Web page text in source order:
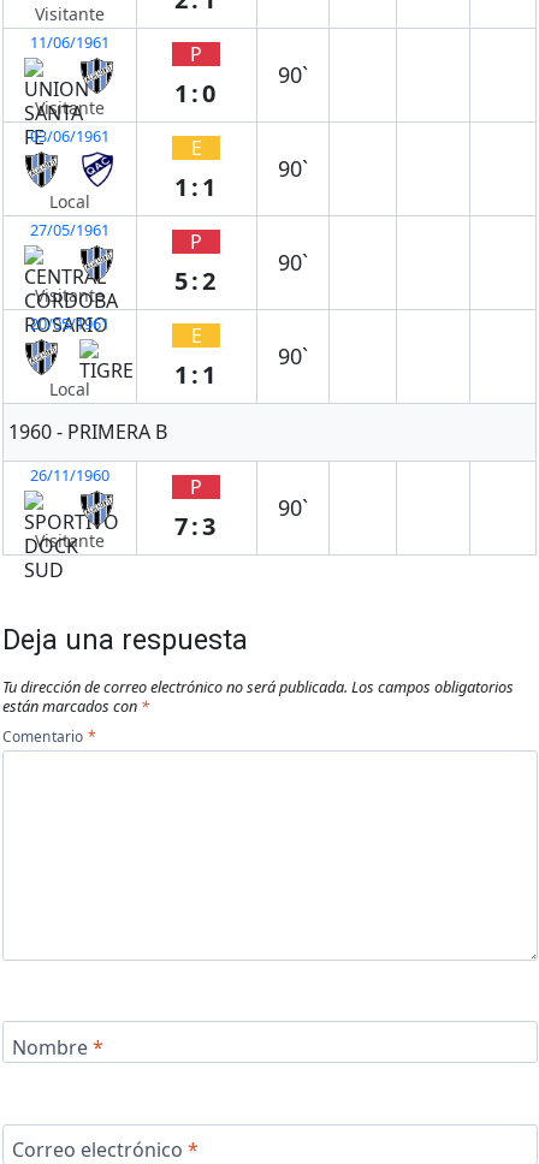
Visitante
11/06/1961
Visitante
P
1:0
90`
03/06/1961
Local
E
1:1
90`
27/05/1961
Visitante
P
5:2
90`
20/05/1961
Local
E
1:1
90`
1960 - PRIMERA B
26/11/1960
Visitante
P
7:3
90`
Deja una respuesta
Tu dirección de correo electrónico no será publicada. Los campos obligatorios
están marcados con *
Comentario *
Nombre*
Correo electrónico *